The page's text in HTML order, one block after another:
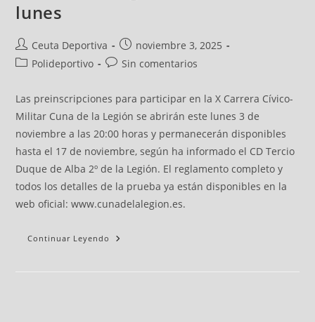
lunes
Ceuta Deportiva
noviembre 3, 2025
Polideportivo
Sin comentarios
Las preinscripciones para participar en la X Carrera Cívico-
Militar Cuna de la Legión se abrirán este lunes 3 de
noviembre a las 20:00 horas y permanecerán disponibles
hasta el 17 de noviembre, según ha informado el CD Tercio
Duque de Alba 2º de la Legión. El reglamento completo y
todos los detalles de la prueba ya están disponibles en la
web oficial: www.cunadelalegion.es.
Continuar Leyendo